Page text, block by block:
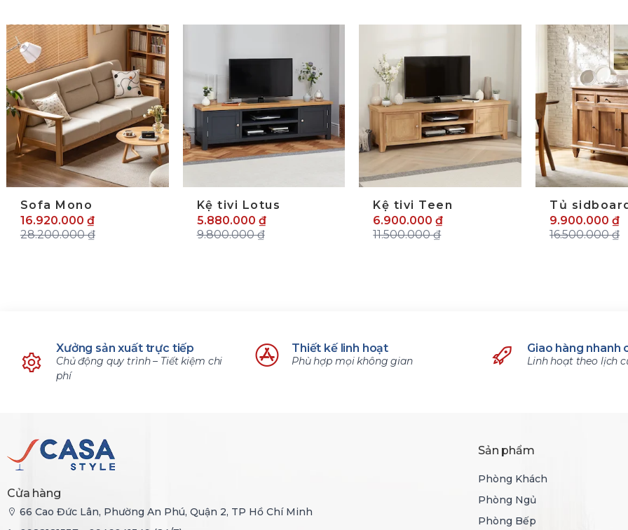
Sofa Mono
16.920.000 ₫
28.200.000 ₫
Kệ tivi Lotus
5.880.000 ₫
9.800.000 ₫
Kệ tivi Teen
6.900.000 ₫
11.500.000 ₫
Tủ
9.900.000 ₫
16.500.000 ₫
trước
Xưởng sản xuất trực tiếp
Chủ động quy trình – Tiết kiệm chi
phí
Thiết kế linh hoạt
Phù hợp mọi không gian
Giao hàng nhanh
Linh hoạt theo lịch
Cửa hàng
66 Cao Đức Lân, Phường An Phú, Quận 2, TP Hồ Chí Minh
Sản phẩm
Phòng Khách
Phòng Ngủ
Phòng Bếp